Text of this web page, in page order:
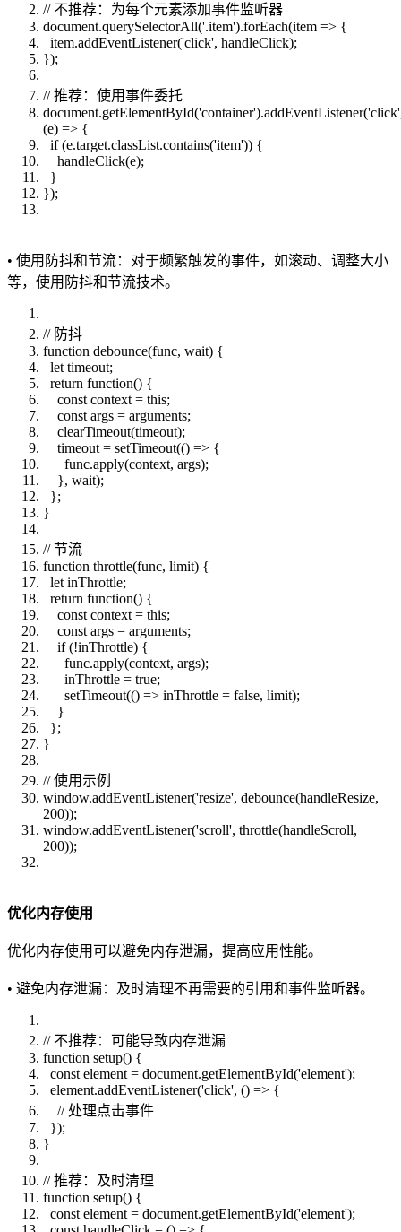
// 不推荐：为每个元素添加事件监听器
document.querySelectorAll('.item').forEach(item => {
item.addEventListener('click', handleClick);
});
// 推荐：使用事件委托
(e) => {
if (e.target.classList.contains('item')) {
handleClick(e);
}
});
• 使用防抖和节流：对于频繁触发的事件，如滚动、调整大小
等，使用防抖和节流技术。
// 防抖
function debounce(func, wait) {
let timeout;
return function() {
const context = this;
const args = arguments;
clearTimeout(timeout);
timeout = setTimeout(() => {
func.apply(context, args);
}, wait);
};
}
// 节流
function throttle(func, limit) {
let inThrottle;
return function() {
const context = this;
const args = arguments;
if (!inThrottle) {
func.apply(context, args);
inThrottle = true;
setTimeout(() => inThrottle = false, limit);
}
};
}
// 使用示例
window.addEventListener('resize', debounce(handleResize,
200));
window.addEventListener('scroll', throttle(handleScroll,
200));
优化内存使用
优化内存使用可以避免内存泄漏，提高应用性能。
• 避免内存泄漏：及时清理不再需要的引用和事件监听器。
// 不推荐：可能导致内存泄漏
function setup() {
const element = document.getElementById('element');
element.addEventListener('click', () => {
// 处理点击事件
});
}
// 推荐：及时清理
function setup() {
const element = document.getElementById('element');